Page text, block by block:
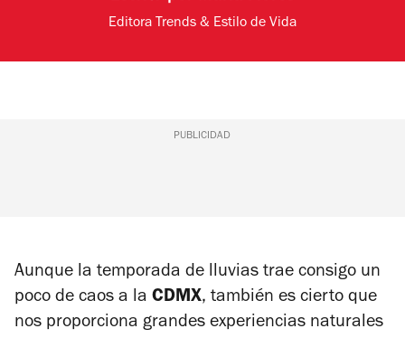
Editora Trends & Estilo de Vida
PUBLICIDAD
Aunque la temporada de lluvias trae consigo un
poco de caos a la CDMX, también es cierto que
nos proporciona grandes experiencias naturales